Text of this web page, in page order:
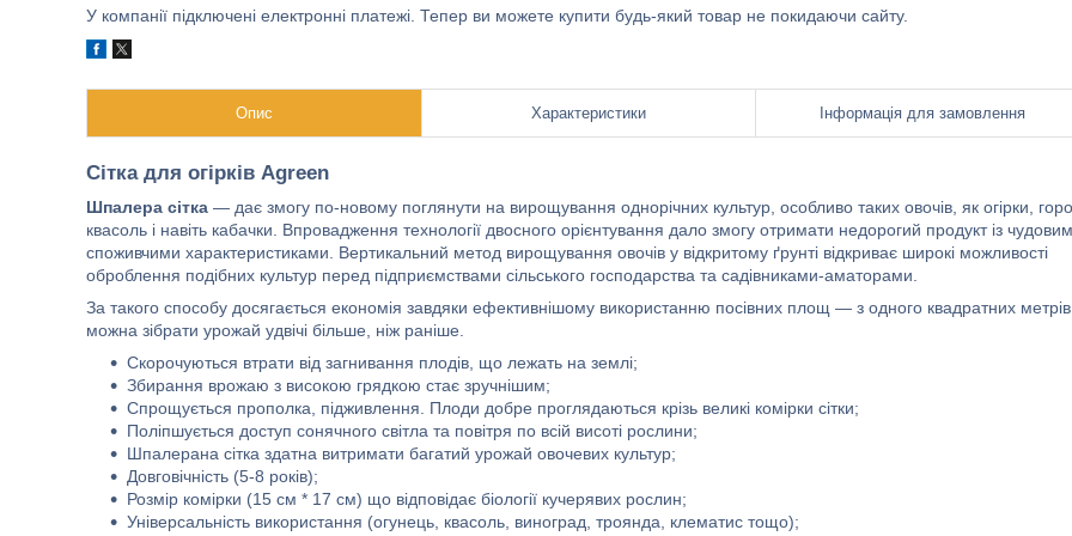
У компанії підключені електронні платежі. Тепер ви можете купити будь-який товар не покидаючи сайту.
Опис Характеристики Інформація для замовлення
Сітка для огірків Agreen
Шпалера сітка — дає змогу по-новому поглянути на вирощування однорічних культур, особливо таких овочів, як огірки,
квасоль і навіть кабачки. Впровадження технології двосного орієнтування дало змогу отримати недорогий продукт із
споживчими характеристиками. Вертикальний метод вирощування овочів у відкритому ґрунті відкриває широкі можливості
оброблення подібних культур перед підприємствами сільського господарства та садівниками-аматорами.
За такого способу досягається економія завдяки ефективнішому використанню посівних площ — з одного квадратних метрів
можна зібрати урожай удвічі більше, ніж раніше.
Скорочуються втрати від загнивання плодів, що лежать на землі;
Збирання врожаю з високою грядкою стає зручнішим;
Спрощується прополка, підживлення. Плоди добре проглядаються крізь великі комірки сітки;
Поліпшується доступ сонячного світла та повітря по всій висоті рослини;
Шпалерана сітка здатна витримати багатий урожай овочевих культур;
Довговічність (5-8 років);
Розмір комірки (15 см * 17 см) що відповідає біології кучерявих рослин;
Універсальність використання (огунець, квасоль, виноград, троянда, клематис тощо);